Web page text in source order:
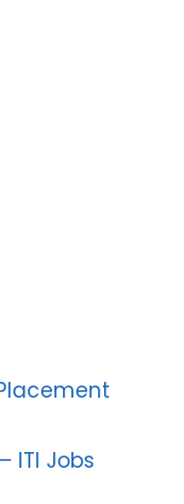
ITI Jobs